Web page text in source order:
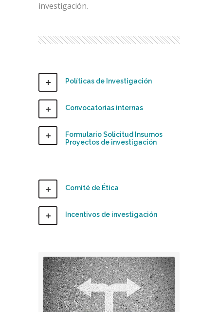
investigación.
Políticas de Investigación
Convocatorias internas
Formulario Solicitud Insumos
Proyectos de investigación
Comité de Ética
Incentivos de investigación